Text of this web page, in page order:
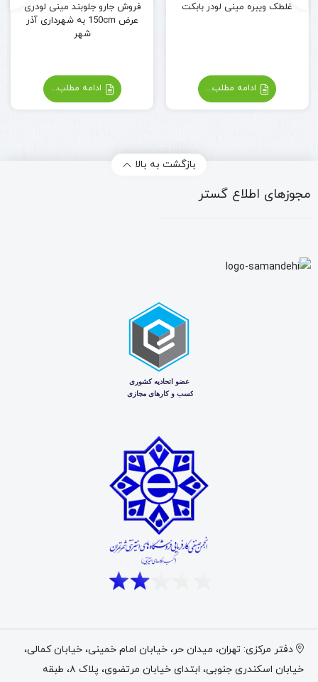
غلطک ویبره مینی لودر بابکت
ادامه مطلب...
فروش جارو جلوبند مینی لودری
عرض 150cm به شهرداری آذر
شهر
ادامه مطلب...
بازگشت به بالا
مجوزهای اطلاع گستر
دفتر مرکزی: تهران، میدان حر، خیابان امام خمینی، خیابان کمالی،
خیابان اسکندری جنوبی، ابتدای خیابان مرتضوی، پلاک ۸، طبقه